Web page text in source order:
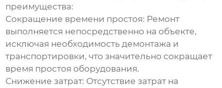
преимущества:
Сокращение времени простоя: Ремонт
выполняется непосредственно на объекте,
исключая необходимость демонтажа и
транспортировки, что значительно сокращает
время простоя оборудования.
Снижение затрат: Отсутствие затрат на